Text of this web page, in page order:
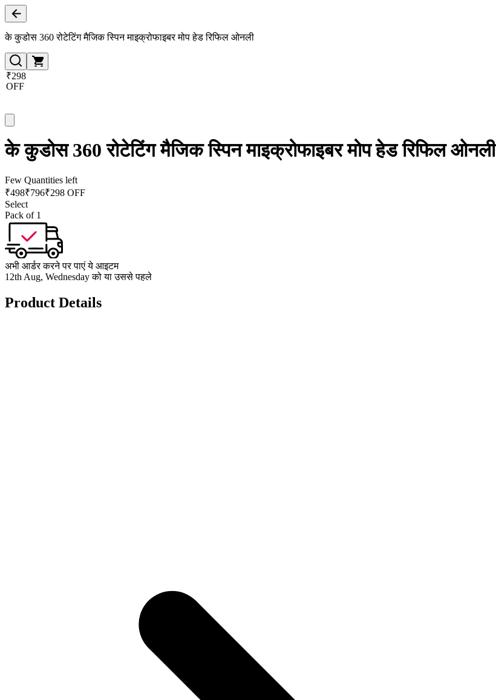
के कुडोस 360 रोटेटिंग मैजिक स्पिन माइक्रोफाइबर मोप हेड रिफिल ओनली
₹298
OFF
के कुडोस 360 रोटेटिंग मैजिक स्पिन माइक्रोफाइबर मोप हेड रिफिल ओनली
Few Quantities left
₹498₹796₹298 OFF
Select
Pack of 1
अभी आर्डर करने पर पाएं ये आइटम
12th Aug, Wednesday को या उससे पहले
Product Details